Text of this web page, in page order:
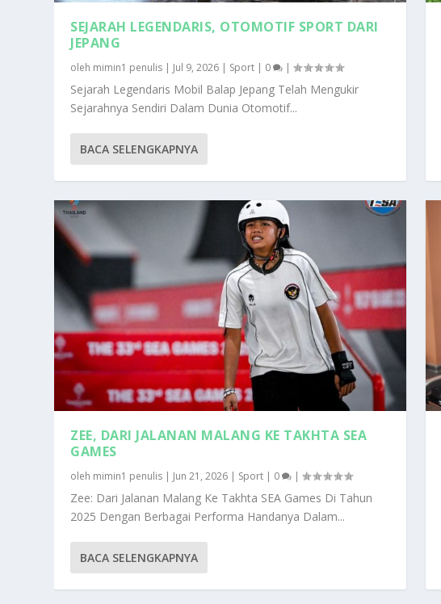
SEJARAH LEGENDARIS, OTOMOTIF SPORT DARI
JEPANG
oleh mimin1 penulis | Jul 9, 2026 | Sport | 0 |
Sejarah Legendaris Mobil Balap Jepang Telah Mengukir
Sejarahnya Sendiri Dalam Dunia Otomotif...
BACA SELENGKAPNYA
ZEE, DARI JALANAN MALANG KE TAKHTA SEA
GAMES
oleh mimin1 penulis | Jun 21, 2026 | Sport | 0 |
Zee: Dari Jalanan Malang Ke Takhta SEA Games Di Tahun
2025 Dengan Berbagai Performa Handanya Dalam...
BACA SELENGKAPNYA